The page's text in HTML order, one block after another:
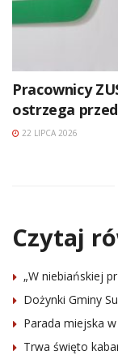
Pracownicy
ostrzega
22 LIPCA 2026
Czytaj
„W niebiańskiej
Dożynki Gminy
Parada miejska w
Trwa święto